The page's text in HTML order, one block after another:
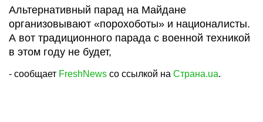
Альтернативный парад на Майдане
организовывают «порохоботы» и националисты.
А вот традиционного парада с военной техникой
в этом году не будет,
- сообщает FreshNews со ссылкой на Страна.ua.